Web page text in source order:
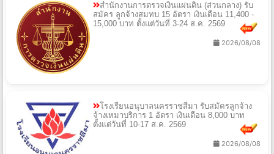
สำนักงานการตรวจเงินแผ่นดิน (ส่วนกลาง) รับ
สมัคร ลูกจ้างสมทบ 15 อัตรา เงินเดือน 11,400 -
15,000 บาท ตั้งแต่วันที่ 3-24 ส.ค. 2569
2026/08/08
โรงเรียนอนุบาลนครราชสีมา รับสมัครลูกจ้าง
จ้างเหมาบริการ 1 อัตรา เงินเดือน 8,000 บาท
ตั้งแต่วันที่ 10-17 ส.ค. 2569
2026/08/08